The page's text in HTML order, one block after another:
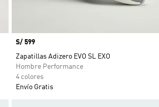
Precio
S/ 599
Zapatillas Adizero EVO SL EXO
Hombre Performance
4 colores
Envío Gratis